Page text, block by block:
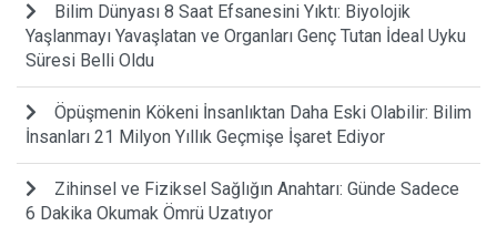
Bilim Dünyası 8 Saat Efsanesini Yıktı: Biyolojik
Yaşlanmayı Yavaşlatan ve Organları Genç Tutan İdeal Uyku
Süresi Belli Oldu
Öpüşmenin Kökeni İnsanlıktan Daha Eski Olabilir: Bilim
İnsanları 21 Milyon Yıllık Geçmişe İşaret Ediyor
Zihinsel ve Fiziksel Sağlığın Anahtarı: Günde Sadece
6 Dakika Okumak Ömrü Uzatıyor